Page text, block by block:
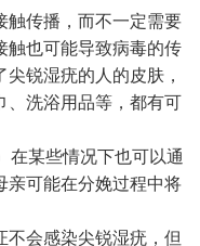
触传播，而不一定需要
触也可能导致病毒的传
锐湿疣的人的皮肤，
、洗浴用品等，都有可
在某些情况下也可以通
亲可能在分娩过程中将
不会感染尖锐湿疣，但